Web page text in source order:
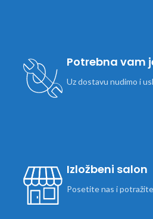
Potrebna vam
Uz dostavu nudimo i
Izložbeni salon
Posetite nas i